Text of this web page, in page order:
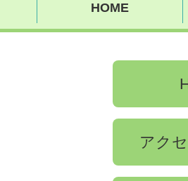
HOME
アク